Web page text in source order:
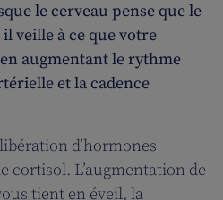
le cerveau pense que le
veille à ce que votre
augmentant le rythme
et la cadence
d’hormones
cortisol. L’augmentation de
tient en éveil, la